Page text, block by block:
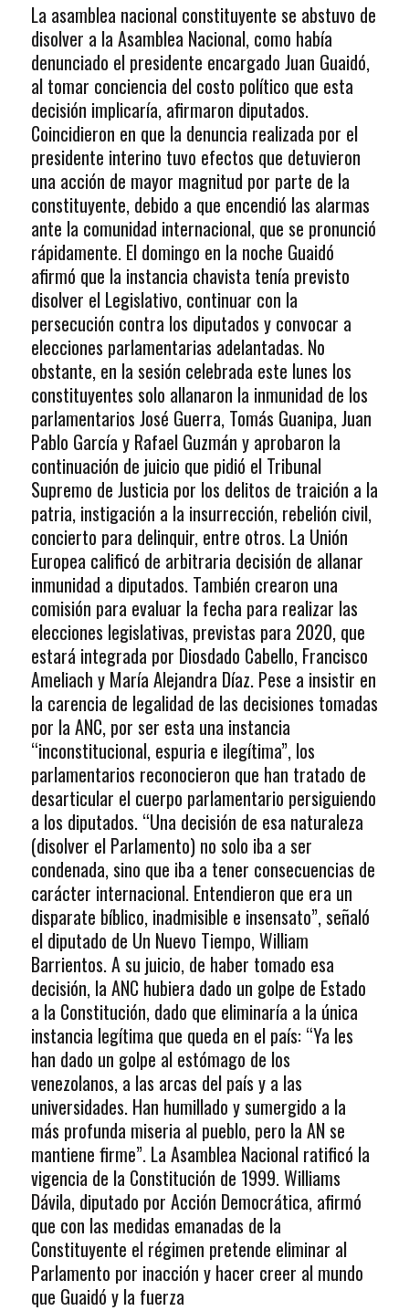
La asamblea nacional constituyente se abstuvo de
disolver a la Asamblea Nacional, como había
denunciado el presidente encargado Juan Guaidó,
al tomar conciencia del costo político que esta
decisión implicaría, afirmaron diputados.
Coincidieron en que la denuncia realizada por el
presidente interino tuvo efectos que detuvieron
una acción de mayor magnitud por parte de la
constituyente, debido a que encendió las alarmas
ante la comunidad internacional, que se pronunció
rápidamente. El domingo en la noche Guaidó
afirmó que la instancia chavista tenía previsto
disolver el Legislativo, continuar con la
persecución contra los diputados y convocar a
elecciones parlamentarias adelantadas. No
obstante, en la sesión celebrada este lunes los
constituyentes solo allanaron la inmunidad de los
parlamentarios José Guerra, Tomás Guanipa, Juan
Pablo García y Rafael Guzmán y aprobaron la
continuación de juicio que pidió el Tribunal
Supremo de Justicia por los delitos de traición a la
patria, instigación a la insurrección, rebelión civil,
concierto para delinquir, entre otros. La Unión
Europea calificó de arbitraria decisión de allanar
inmunidad a diputados. También crearon una
comisión para evaluar la fecha para realizar las
elecciones legislativas, previstas para 2020, que
estará integrada por Diosdado Cabello, Francisco
Ameliach y María Alejandra Díaz. Pese a insistir en
la carencia de legalidad de las decisiones tomadas
por la ANC, por ser esta una instancia
“inconstitucional, espuria e ilegítima”, los
parlamentarios reconocieron que han tratado de
desarticular el cuerpo parlamentario persiguiendo
a los diputados. “Una decisión de esa naturaleza
(disolver el Parlamento) no solo iba a ser
condenada, sino que iba a tener consecuencias de
carácter internacional. Entendieron que era un
disparate bíblico, inadmisible e insensato”, señaló
el diputado de Un Nuevo Tiempo, William
Barrientos. A su juicio, de haber tomado esa
decisión, la ANC hubiera dado un golpe de Estado
a la Constitución, dado que eliminaría a la única
instancia legítima que queda en el país: “Ya les
han dado un golpe al estómago de los
venezolanos, a las arcas del país y a las
universidades. Han humillado y sumergido a la
más profunda miseria al pueblo, pero la AN se
mantiene firme”. La Asamblea Nacional ratificó la
vigencia de la Constitución de 1999. Williams
Dávila, diputado por Acción Democrática, afirmó
que con las medidas emanadas de la
Constituyente el régimen pretende eliminar al
Parlamento por inacción y hacer creer al mundo
que Guaidó y la fuerza